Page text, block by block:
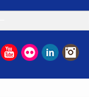
FacebookYouTube
Flickr LinkedIn